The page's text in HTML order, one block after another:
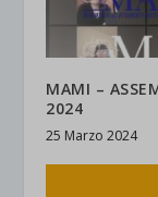
MAMI –
2024
25 Marzo 2024